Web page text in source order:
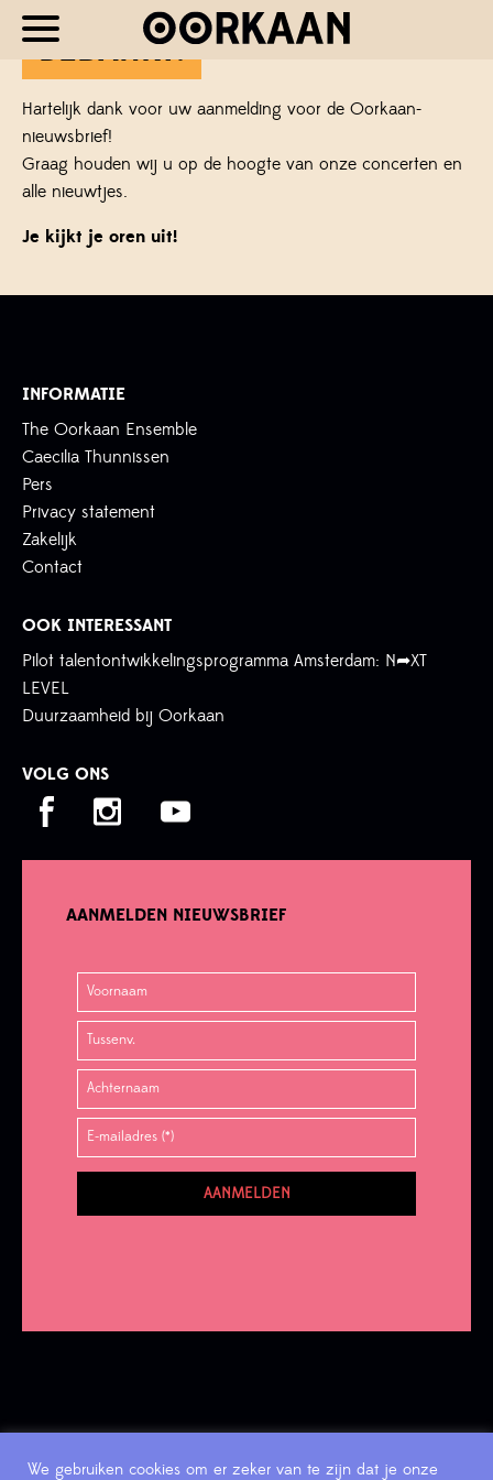
BEDANKT!
Hartelijk dank voor uw aanmelding voor de Oorkaan-
nieuwsbrief!
Graag houden wij u op de hoogte van onze concerten en
alle nieuwtjes.
Je kijkt je oren uit!
INFORMATIE
The Oorkaan Ensemble
Caecilia Thunnissen
Pers
Privacy statement
Zakelijk
Contact
OOK INTERESSANT
Pilot talentontwikkelingsprogramma Amsterdam: N➦XT
LEVEL
Duurzaamheid bij Oorkaan
VOLG ONS
AANMELDEN NIEUWSBRIEF
We gebruiken cookies om er zeker van te zijn dat je onze